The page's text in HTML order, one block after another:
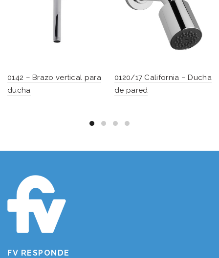
0142 – Brazo vertical para
ducha
0120/17 California – Ducha
de pared
FV RESPONDE